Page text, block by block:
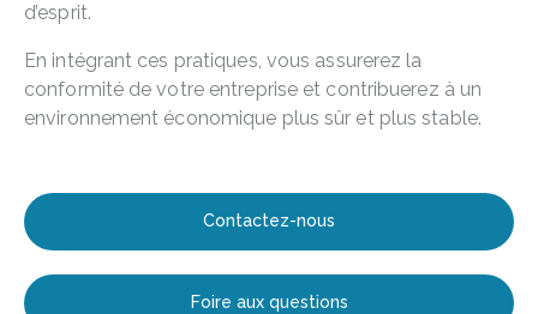
d’esprit.
En intégrant ces pratiques, vous assurerez la
conformité de votre entreprise et contribuerez à un
environnement économique plus sûr et plus stable.
Contactez-nous
Foire aux questions